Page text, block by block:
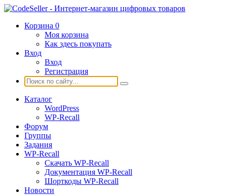
Корзина 0
Моя корзина
Как здесь покупать
Вход
Вход
Регистрация
Каталог
WordPress
WP-Recall
Форум
Группы
Задания
WP-Recall
Скачать WP-Recall
Документация WP-Recall
Шорткоды WP-Recall
Новости